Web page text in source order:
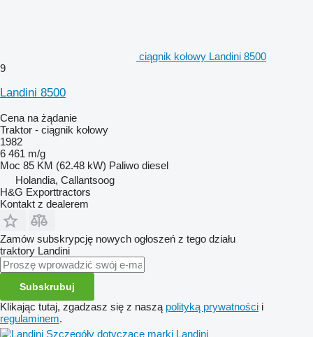
ciągnik kołowy Landini 8500
9
Landini 8500
Cena na żądanie
Traktor - ciągnik kołowy
1982
6 461 m/g
Moc 85 KM (62.48 kW) Paliwo diesel
Holandia, Callantsoog
H&G Exporttractors
Kontakt z dealerem
Zamów subskrypcję nowych ogłoszeń z tego działu
traktory Landini
Subskrubuj
Klikając tutaj, zgadzasz się z naszą polityką prywatności i
regulaminem.
Szczegóły dotyczące marki Landini